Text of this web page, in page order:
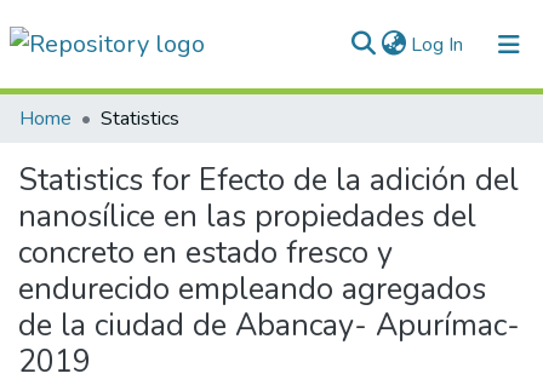
Log In (current)
Communities & Collections
All of DSpace
Normativas
Home Statistics
Statistics for Efecto de la adición del
nanosílice en las propiedades del
concreto en estado fresco y
endurecido empleando agregados
de la ciudad de Abancay- Apurímac-
2019